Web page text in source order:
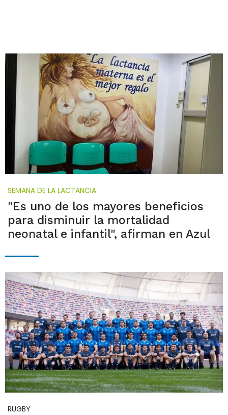
SEMANA DE LA LACTANCIA
"Es uno de los mayores beneficios
para disminuir la mortalidad
neonatal e infantil", afirman en Azul
RUGBY